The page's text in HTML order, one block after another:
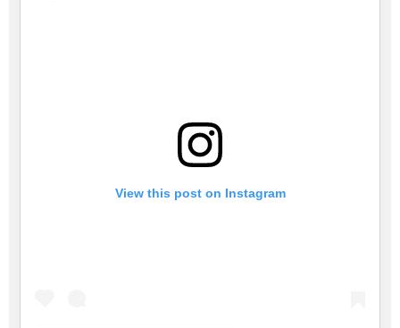
View this post on Instagram